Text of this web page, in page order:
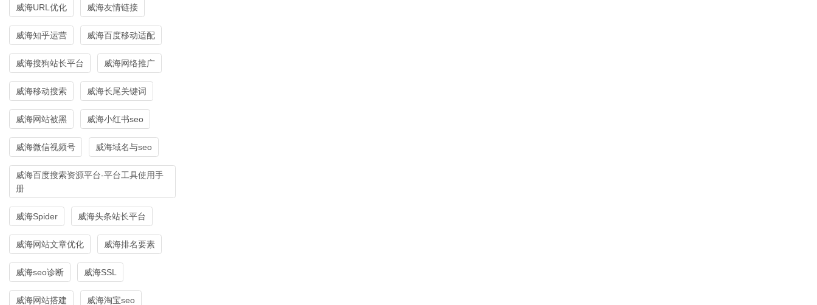
威海URL优化 威海友情链接
威海知乎运营 威海百度移动适配
威海搜狗站长平台 威海网络推广
威海移动搜索 威海长尾关键词
威海网站被黑 威海小红书seo
威海微信视频号 威海域名与seo
威海百度搜索资源平台-平台工具使用手
册
威海Spider 威海头条站长平台
威海网站文章优化 威海排名要素
威海seo诊断 威海SSL
威海网站搭建 威海淘宝seo